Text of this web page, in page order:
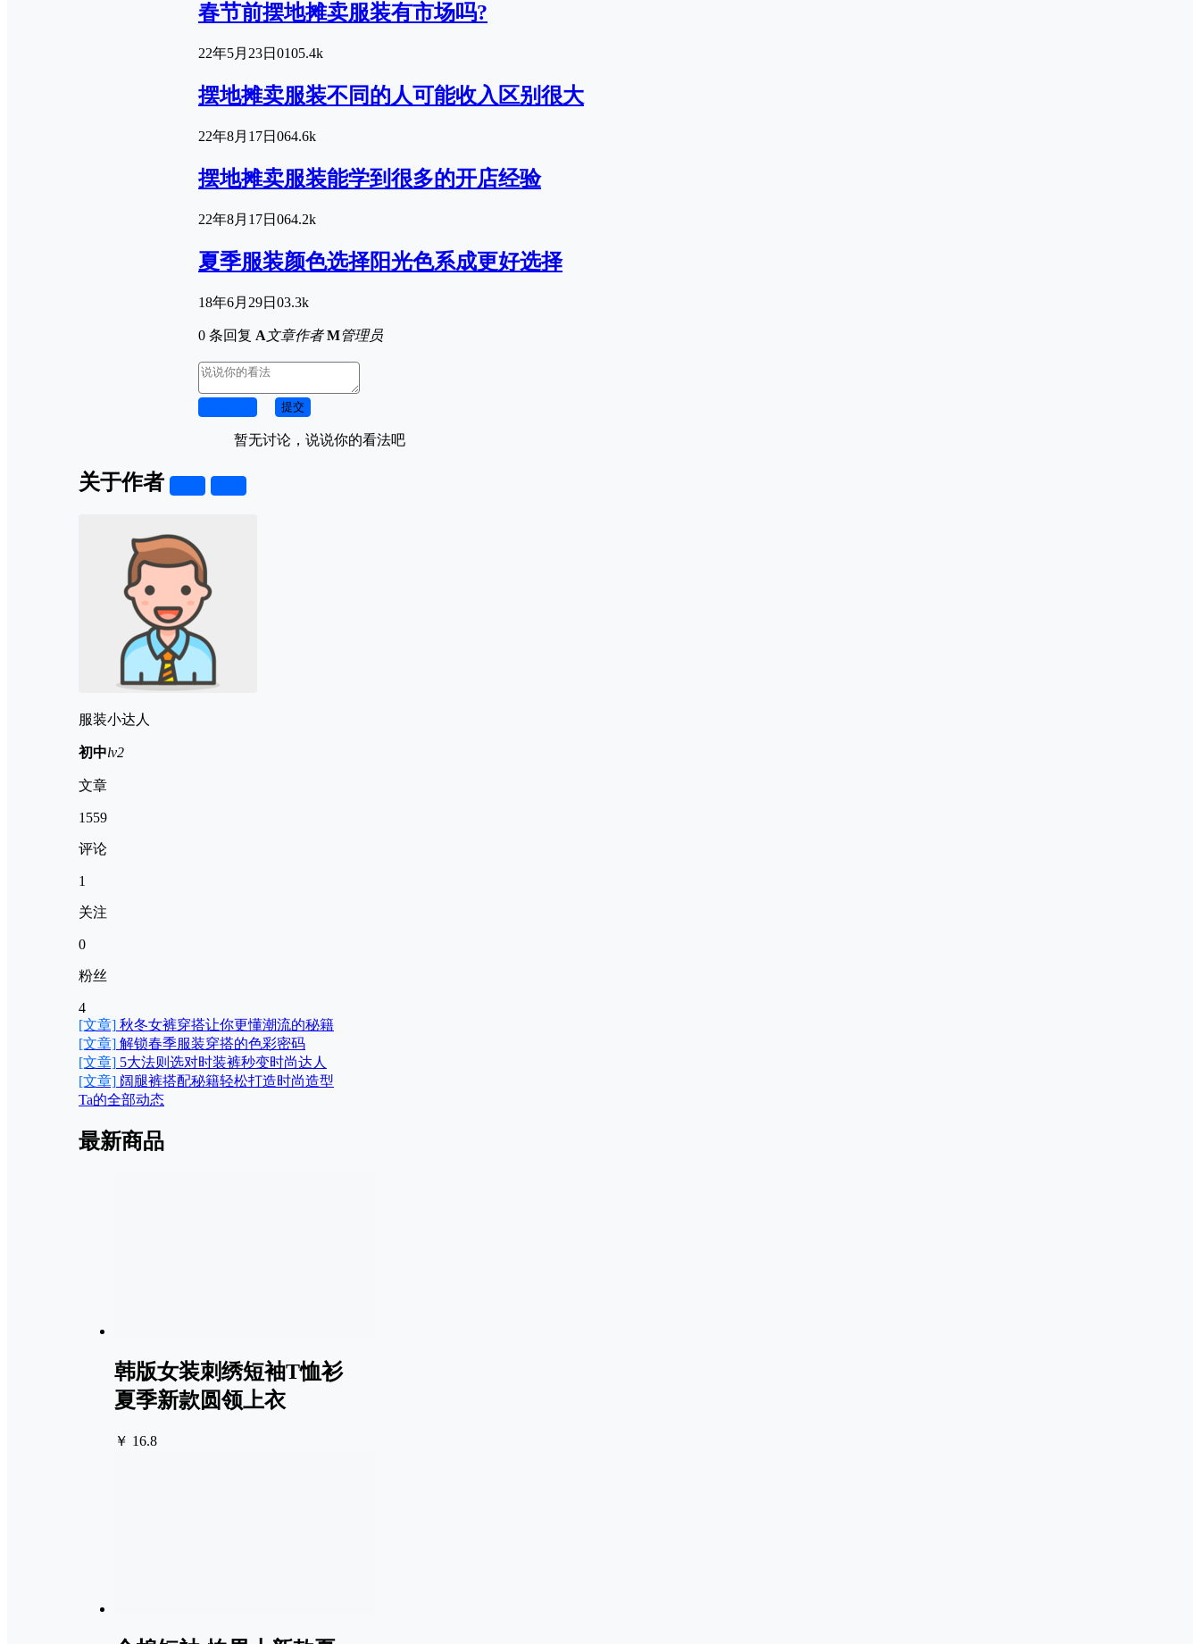
春节前摆地摊卖服装有市场吗?
22年5月23日 0105.4k
摆地摊卖服装不同的人可能收入区别很大
22年8月17日 064.6k
摆地摊卖服装能学到很多的开店经验
22年8月17日 064.2k
夏季服装颜色选择阳光色系成更好选择
18年6月29日 03.3k
0 条回复 A文章作者 M管理员
提交
暂无讨论，说说你的看法吧
关于作者
服装小达人
初中lv2
文章
1559
评论
1
关注
0
粉丝
4
[文章] 秋冬女裤穿搭让你更懂潮流的秘籍
[文章] 解锁春季服装穿搭的色彩密码
[文章] 5大法则选对时装裤秒变时尚达人
[文章] 阔腿裤搭配秘籍轻松打造时尚造型
Ta的全部动态
最新商品
韩版女装刺绣短袖T恤衫
夏季新款圆领上衣
￥ 16.8